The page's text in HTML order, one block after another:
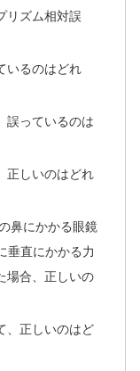
リズム相対誤
いるのはどれ
誤っているのは
正しいのはどれ
鼻にかかる眼鏡
垂直にかかる力
場合、正しいの
、正しいのはど